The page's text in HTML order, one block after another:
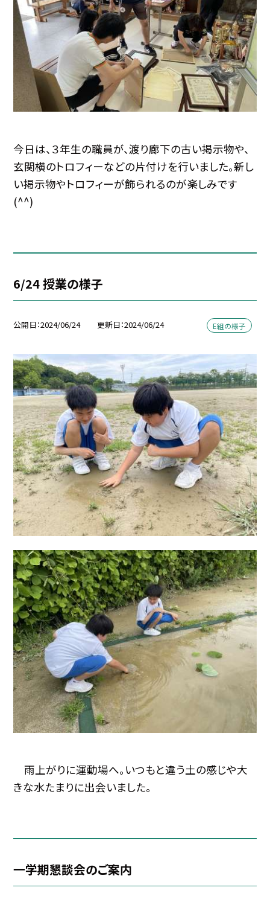
今日は、３年生の職員が、渡り廊下の古い掲示物や、
玄関横のトロフィーなどの片付けを行いました。新し
い掲示物やトロフィーが飾られるのが楽しみです
(^^)
6/24 授業の様子
公開日 2024/06/24 更新日 2024/06/24 E組の様子
雨上がりに運動場へ。いつもと違う土の感じや大
きな水たまりに出会いました。
一学期懇談会のご案内